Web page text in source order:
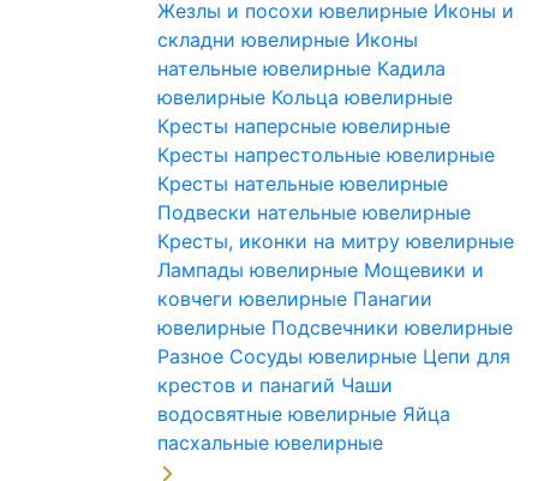
Жезлы и посохи ювелирные Иконы и
складни ювелирные Иконы
нательные ювелирные Кадила
ювелирные Кольца ювелирные
Кресты наперсные ювелирные
Кресты напрестольные ювелирные
Кресты нательные ювелирные
Подвески нательные ювелирные
Кресты, иконки на митру ювелирные
Лампады ювелирные Мощевики и
ковчеги ювелирные Панагии
ювелирные Подсвечники ювелирные
Разное Сосуды ювелирные Цепи для
крестов и панагий Чаши
водосвятные ювелирные Яйца
пасхальные ювелирные